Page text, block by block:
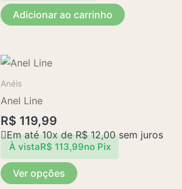
Adicionar ao carrinho
Anéis
Anel Line
R$ 119,99
Em até 10x deR$12,00sem juros
À vistaR$ 113,99no Pix
Ver opções
As
opções
podem